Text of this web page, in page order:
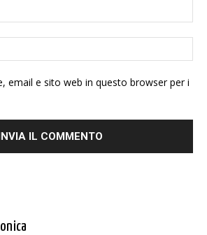
email e sito web in questo browser per i